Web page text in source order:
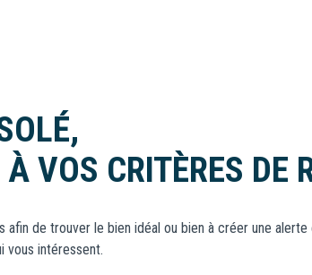
VOS CRITÈRES DE
de trouver le bien idéal ou bien à créer une
vous intéressent.